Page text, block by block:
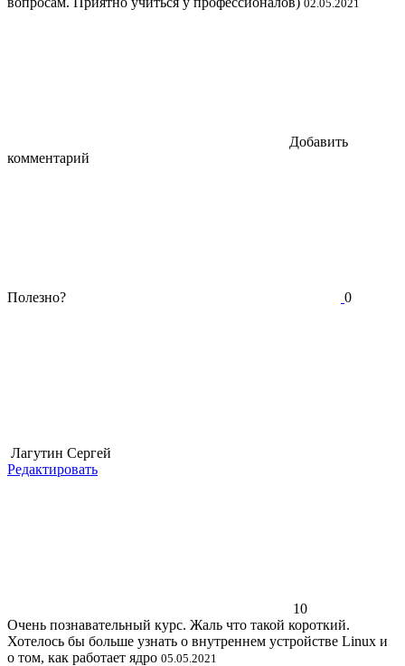
02.05.2021
Добавить
комментарий
Полезно? 0
Лагутин Сергей
Редактировать
10
Очень познавательный курс. Жаль что такой короткий.
Хотелось бы больше узнать о внутреннем устройстве Linux и
о том, как работает ядро 05.05.2021